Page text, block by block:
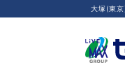
大塚(東